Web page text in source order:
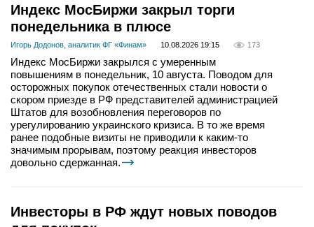
Индекс МосБиржи закрыл торги
понедельника в плюсе
Игорь Додонов, аналитик ФГ «Финам» 10.08.2026 19:15 173
Индекс МосБиржи закрылся с умеренным
повышениям в понедельник, 10 августа. Поводом для
осторожных покупок отечественных стали новости о
скором приезде в РФ представителей администрацией
Штатов для возобновления переговоров по
урегулированию украинского кризиса. В то же время
ранее подобные визиты не приводили к каким-то
значимым прорывам, поэтому реакция инвесторов
довольно сдержанная.
Инвесторы в РФ ждут новых поводов